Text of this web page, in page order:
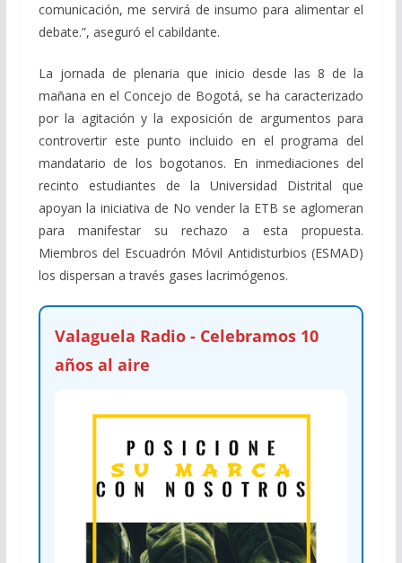
comunicación, me servirá de insumo para alimentar el
debate.”, aseguró el cabildante.
La jornada de plenaria que inicio desde las 8 de la
mañana en el Concejo de Bogotá, se ha caracterizado
por la agitación y la exposición de argumentos para
controvertir este punto incluido en el programa del
mandatario de los bogotanos. En inmediaciones del
recinto estudiantes de la Universidad Distrital que
apoyan la iniciativa de No vender la ETB se aglomeran
para manifestar su rechazo a esta propuesta.
Miembros del Escuadrón Móvil Antidisturbios (ESMAD)
los dispersan a través gases lacrimógenos.
Valaguela Radio - Celebramos 10
años al aire